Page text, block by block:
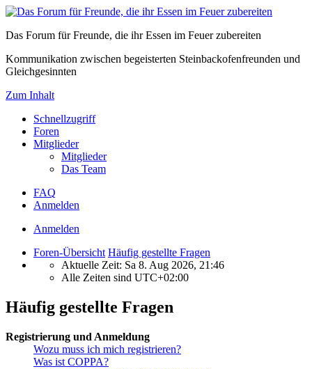
Das Forum für Freunde, die ihr Essen im Feuer zubereiten
Kommunikation zwischen begeisterten Steinbackofenfreunden und
Gleichgesinnten
Zum Inhalt
Schnellzugriff
Foren
Mitglieder
Mitglieder
Das Team
FAQ
Anmelden
Anmelden
Foren-Übersicht Häufig gestellte Fragen
Aktuelle Zeit: Sa 8. Aug 2026, 21:46
Alle Zeiten sind UTC+02:00
Häufig gestellte Fragen
Registrierung und Anmeldung
Wozu muss ich mich registrieren?
Was ist COPPA?